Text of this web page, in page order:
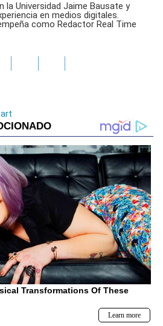
la Universidad Jaime Bausate y
en medios digitales.
como Redactor Real Time